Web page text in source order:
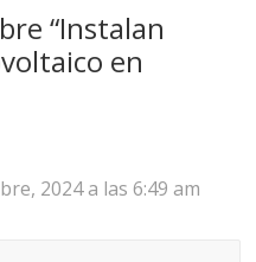
“Instalan
en
2024 a las 6:49 am